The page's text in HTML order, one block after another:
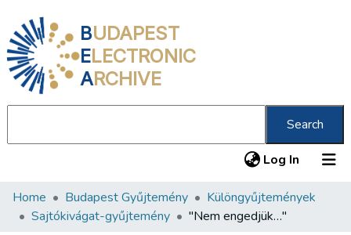
BUDAPEST
ELECTRONIC
ARCHIVE
Search
Log In (current)
Communities & Collections
Home Budapest Gyűjtemény
Különgyűjtemények
Sajtókivágat-gyűjtemény
"Nem engedjük…"